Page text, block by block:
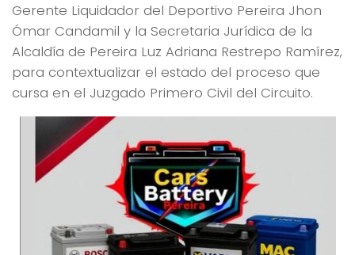
Gerente Liquidador del Deportivo Pereira Jhon
Ómar Candamil y la Secretaria Jurídica de la
Alcaldía de Pereira Luz Adriana Restrepo Ramírez,
para contextualizar el estado del proceso que
cursa en el Juzgado Primero Civil del Circuito.